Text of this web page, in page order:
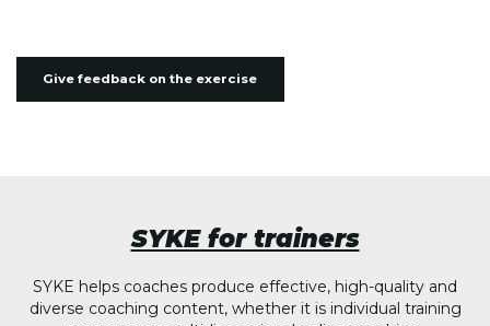
Give feedback on the exercise
SYKE for trainers
SYKE helps coaches produce effective, high-quality and
diverse coaching content, whether it is individual training